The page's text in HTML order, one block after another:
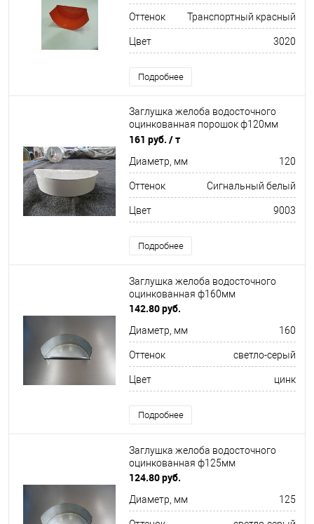
Оттенок Транспортный красный
Цвет 3020
Подробнее
Заглушка желоба водосточного
оцинкованная порошок ф120мм
RAL 9003
161 руб. / т
Диаметр, мм 120
Оттенок Сигнальный белый
Цвет 9003
Подробнее
Заглушка желоба водосточного
оцинкованная ф160мм
142.80 руб.
Диаметр, мм 160
Оттенок светло-серый
Цвет цинк
Подробнее
Заглушка желоба водосточного
оцинкованная ф125мм
124.80 руб.
Диаметр, мм 125